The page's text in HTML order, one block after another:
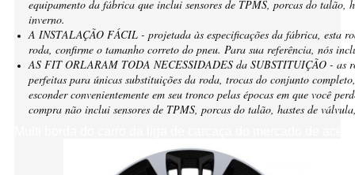
equipamento da fábrica que inclui sensores de TPMS, porcas do talão,
inverno.
A INSTALAÇÃO FÁCIL - projetada às especificações da fábrica, esta
roda, confirme o tamanho correto do pneu. Para sua referência, nós
AS FIT ORLARAM TODA NECESSIDADES da SUBSTITUIÇÃO - as
perfeitas para únicas substituições da roda, trocas do conjunto
esconder convenientemente em seu tronco pelas épocas em que você
compra não inclui sensores de TPMS, porcas do talão, hastes de